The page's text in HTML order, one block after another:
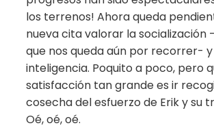
los terrenos! Ahora queda
nueva cita valorar la socialización
que nos queda aún por recorrer-
inteligencia. Poquito a poco, pero
satisfacción tan grande es ir
cosecha del esfuerzo de Erik y su
Oé, oé, oé.